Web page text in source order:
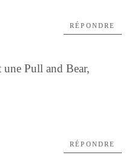
une Pull and Bear,
RÉPONDRE
RÉPONDRE